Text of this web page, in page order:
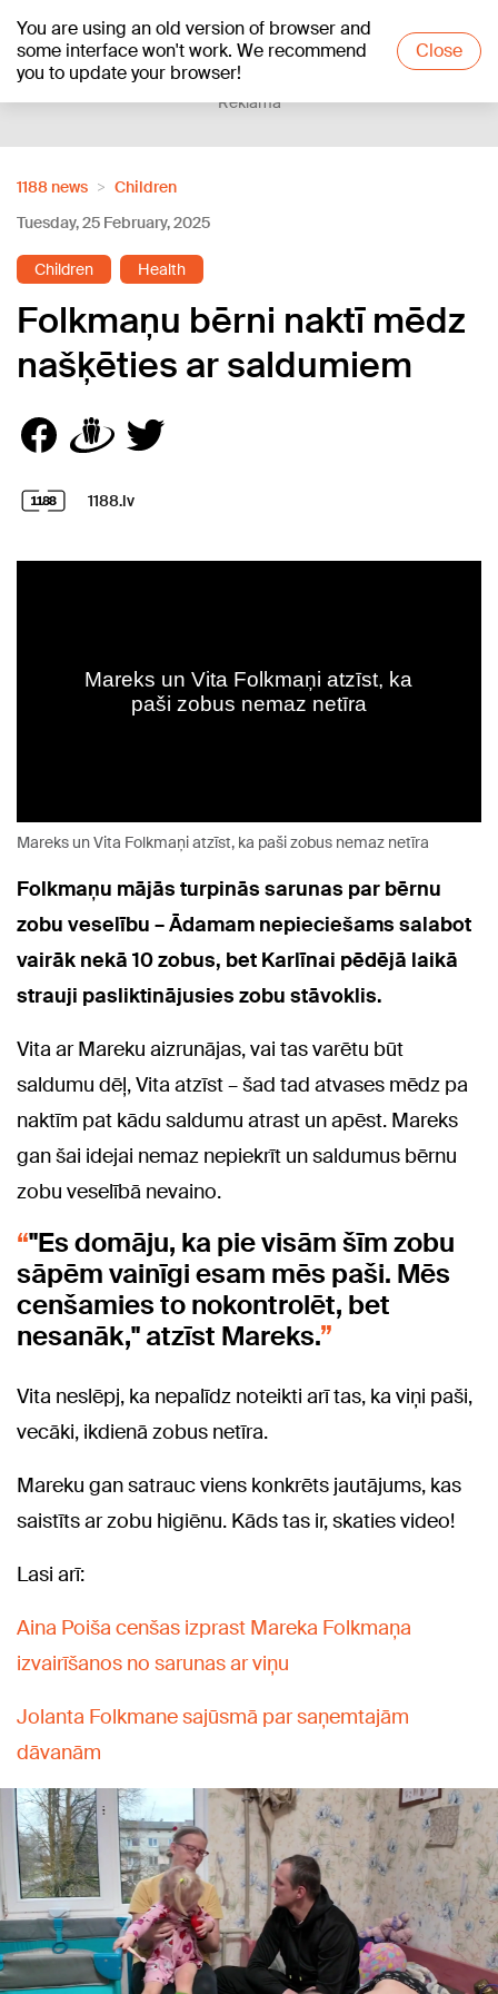
You are using an old version of browser and
some interface won't work. We recommend
you to update your browser!
Close
+15°C
Reklāma
1188 news
Children
Tuesday, 25 February, 2025
Children Health
Folkmaņu bērni naktī mēdz
našķēties ar saldumiem
1188.lv
Mareks un Vita Folkmaņi atzīst, ka paši zobus nemaz netīra
Folkmaņu mājās turpinās sarunas par bērnu
zobu veselību – Ādamam nepieciešams salabot
vairāk nekā 10 zobus, bet Karlīnai pēdējā laikā
strauji pasliktinājusies zobu stāvoklis.
Vita ar Mareku aizrunājas, vai tas varētu būt
saldumu dēļ, Vita atzīst – šad tad atvases mēdz pa
naktīm pat kādu saldumu atrast un apēst. Mareks
gan šai idejai nemaz nepiekrīt un saldumus bērnu
zobu veselībā nevaino.
"Es domāju, ka pie visām šīm zobu
sāpēm vainīgi esam mēs paši. Mēs
cenšamies to nokontrolēt, bet
nesanāk," atzīst Mareks.
Vita neslēpj, ka nepalīdz noteikti arī tas, ka viņi paši,
vecāki, ikdienā zobus netīra.
Mareku gan satrauc viens konkrēts jautājums, kas
saistīts ar zobu higiēnu. Kāds tas ir, skaties video!
Lasi arī:
Aina Poiša cenšas izprast Mareka Folkmaņa
izvairīšanos no sarunas ar viņu
Jolanta Folkmane sajūsmā par saņemtajām
dāvanām